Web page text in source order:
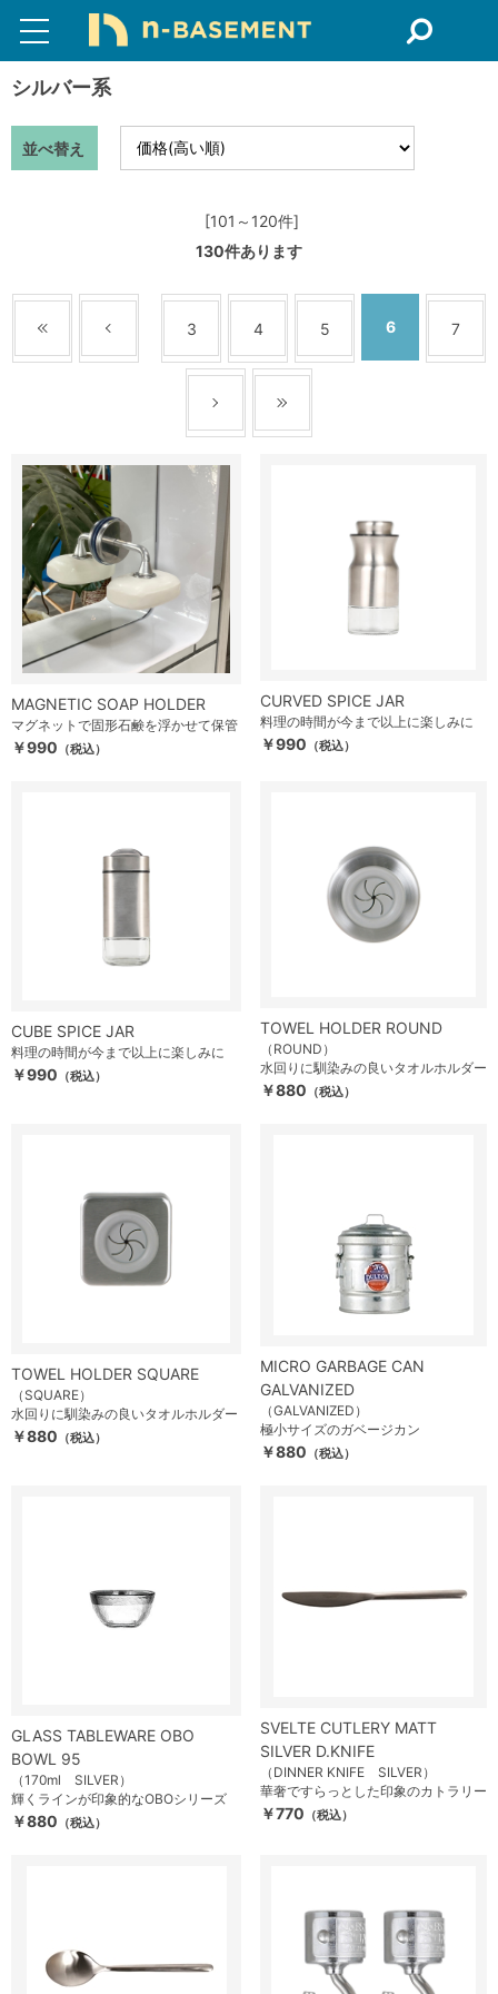
シルバー系
並べ替え
[101～120件]
130件あります
3 4 5 6 7
MAGNETIC SOAP HOLDER
マグネットで固形石鹸を浮かせて保管
￥990 （税込）
CURVED SPICE JAR
料理の時間が今まで以上に楽しみに
￥990 （税込）
CUBE SPICE JAR
料理の時間が今まで以上に楽しみに
￥990 （税込）
TOWEL HOLDER ROUND
（ROUND）
水回りに馴染みの良いタオルホルダー
￥880 （税込）
TOWEL HOLDER SQUARE
（SQUARE）
水回りに馴染みの良いタオルホルダー
￥880 （税込）
MICRO GARBAGE CAN
GALVANIZED
（GALVANIZED）
極小サイズのガベージカン
￥880 （税込）
GLASS TABLEWARE OBO
BOWL 95
（170ml SILVER）
輝くラインが印象的なOBOシリーズ
￥880 （税込）
SVELTE CUTLERY MATT
SILVER D.KNIFE
（DINNER KNIFE SILVER）
華奢ですらっとした印象のカトラリー
￥770 （税込）